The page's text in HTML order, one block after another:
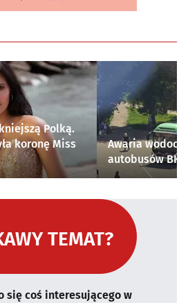
Polką.
koronę Miss
Awaria
autobusów
TEMAT?
się coś interesującego w